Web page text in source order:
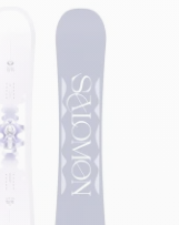
en stock